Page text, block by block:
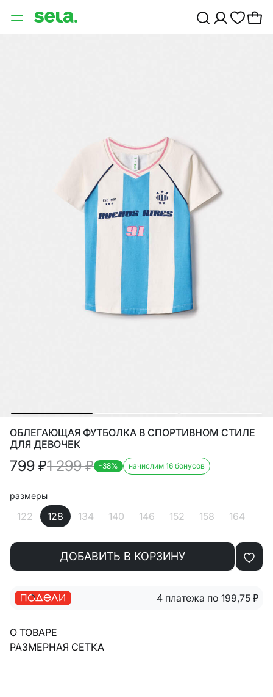
ОБЛЕГАЮЩАЯ ФУТБОЛКА В СПОРТИВНОМ СТИЛЕ
ДЛЯ ДЕВОЧЕК
799 ₽1 299₽ -38% начислим 16 бонусов
размеры
122 128 134 140 146 152 158 164
ДОБАВИТЬ В КОРЗИНУ
4 платежа по 199,75 ₽
О ТОВАРЕ
РАЗМЕРНАЯ СЕТКА